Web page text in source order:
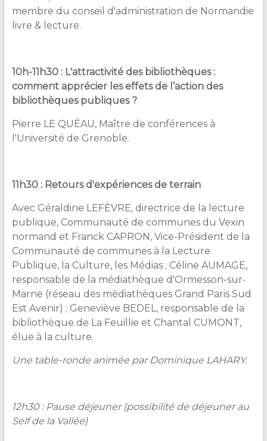
membre du conseil d'administration de Normandie
livre & lecture.
10h-11h30 : L'attractivité des bibliothèques :
comment apprécier les effets de l’action des
bibliothèques publiques ?
Pierre LE QUÉAU, Maître de conférences à
l'Université de Grenoble.
11h30 : Retours d'expériences de terrain
Avec Géraldine LEFÈVRE, directrice de la lecture
publique, Communauté de communes du Vexin
normand et Franck CAPRON, Vice-Président de la
Communauté de communes à la Lecture
Publique, la Culture, les Médias ; Céline AUMAGE,
responsable de la médiathèque d'Ormesson-sur-
Marne (réseau des médiathèques Grand Paris Sud
Est Avenir) ; Geneviève BEDEL, responsable de la
bibliothèque de La Feuillie et Chantal CUMONT,
élue à la culture.
Une table-ronde animée par Dominique LAHARY.
12h30 : Pause déjeuner (possibilité de déjeuner au
Self de la Vallée)